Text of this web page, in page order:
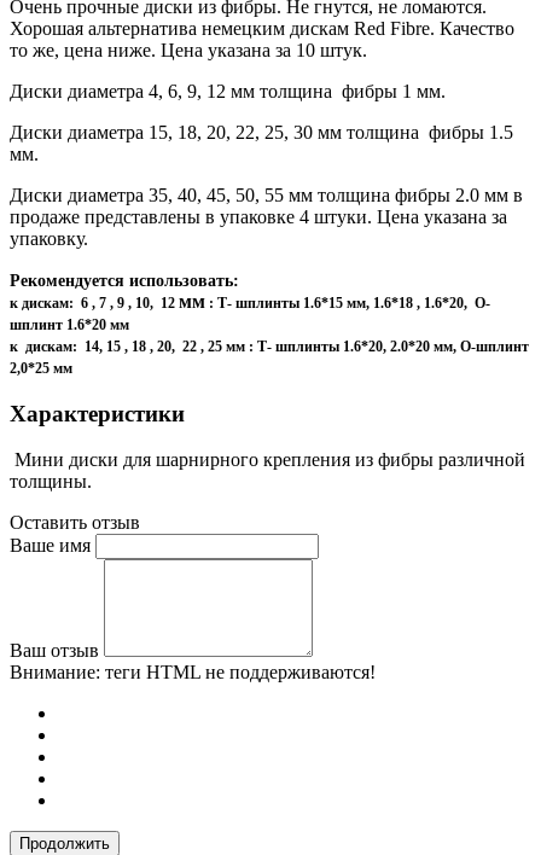
Очень прочные диски из фибры. Не гнутся, не ломаются.
Хорошая альтернатива немецким дискам Red Fibre. Качество
то же, цена ниже. Цена указана за 10 штук.
Диски диаметра 4, 6, 9, 12 мм толщина фибры 1 мм.
Диски диаметра 15, 18, 20, 22, 25, 30 мм толщина фибры 1.5
мм.
Диски диаметра 35, 40, 45, 50, 55 мм толщина фибры 2.0 мм в
продаже представлены в упаковке 4 штуки. Цена указана за
упаковку.
Рекомендуется использовать:
к дискам: 6 , 7 , 9 , 10, 12 мм : Т- шплинты 1.6*15 мм, 1.6*18 , 1.6*20, О-
шплинт 1.6*20 мм
к дискам: 14, 15 , 18 , 20, 22 , 25 мм : Т- шплинты 1.6*20, 2.0*20 мм, О-шплинт
2,0*25 мм
Характеристики
Мини диски для шарнирного крепления из фибры различной
толщины.
Оставить отзыв
Ваше имя
Ваш отзыв
Внимание: теги HTML не поддерживаются!
Продолжить